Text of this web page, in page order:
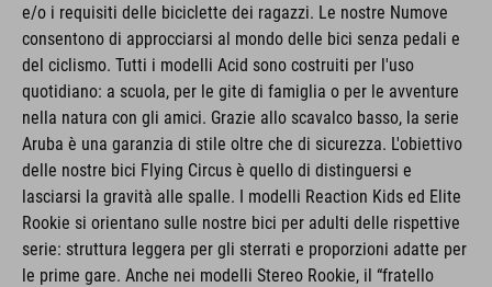
e/o i requisiti delle biciclette dei ragazzi. Le nostre Numove
consentono di approcciarsi al mondo delle bici senza pedali e
del ciclismo. Tutti i modelli Acid sono costruiti per l'uso
quotidiano: a scuola, per le gite di famiglia o per le avventure
nella natura con gli amici. Grazie allo scavalco basso, la serie
Aruba è una garanzia di stile oltre che di sicurezza. L'obiettivo
delle nostre bici Flying Circus è quello di distinguersi e
lasciarsi la gravità alle spalle. I modelli Reaction Kids ed Elite
Rookie si orientano sulle nostre bici per adulti delle rispettive
serie: struttura leggera per gli sterrati e proporzioni adatte per
le prime gare. Anche nei modelli Stereo Rookie, il “fratello